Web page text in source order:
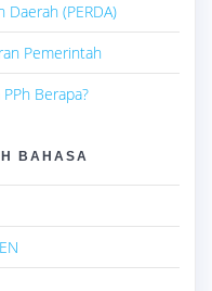
Daerah (PERDA)
Pemerintah
Berapa?
BAHASA